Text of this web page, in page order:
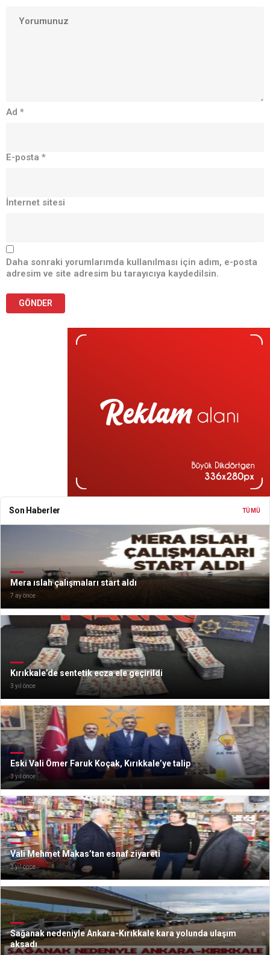
Ad *
E-posta *
İnternet sitesi
Daha sonraki yorumlarımda kullanılması için adım, e-posta
adresim ve site adresim bu tarayıcıya kaydedilsin.
Son Haberler TÜMÜ
Mera ıslah çalışmaları start aldı
7 ay önce
Kırıkkale’de sentetik ecza ele geçirildi
3 yıl önce
Eski Vali Ömer Faruk Koçak, Kırıkkale’ye talip
3 yıl önce
Vali Mehmet Makas’tan esnaf ziyareti
3 yıl önce
Sağanak nedeniyle Ankara-Kırıkkale kara yolunda ulaşım
aksadı